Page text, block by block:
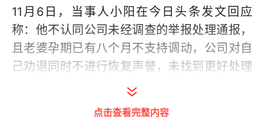
11月6日，当事人小阳在今日头条发文回应
称：他不认同公司未经调查的举报处理通报，
且老婆孕期已有八个月不支持调动，公司对自
己劝退同时不进行恢复声誉，未找到更好处理
方式所以选择发声，目前公司联系他回去上
点击查看完整内容